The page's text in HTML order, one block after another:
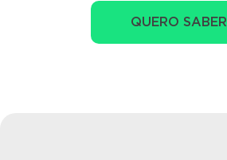
QUERO SABER